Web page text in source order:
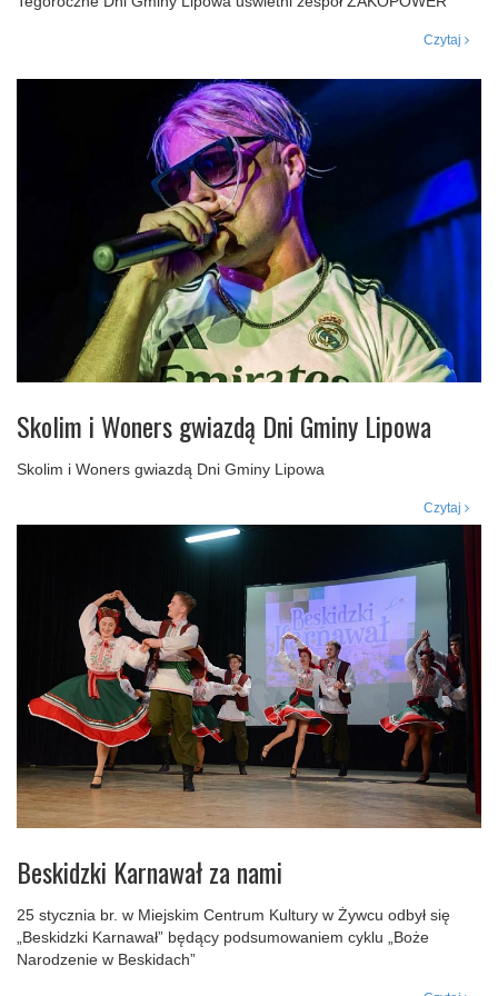
Czytaj
Skolim i Woners gwiazdą Dni Gminy Lipowa
Skolim i Woners gwiazdą Dni Gminy Lipowa
Czytaj
Beskidzki Karnawał za nami
25 stycznia br. w Miejskim Centrum Kultury w Żywcu odbył się
„Beskidzki Karnawał” będący podsumowaniem cyklu „Boże
Narodzenie w Beskidach”